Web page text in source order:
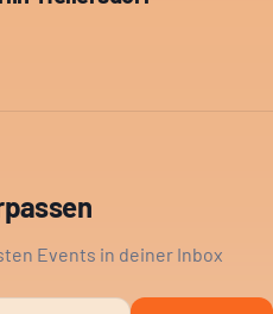
Events in deiner Inbox